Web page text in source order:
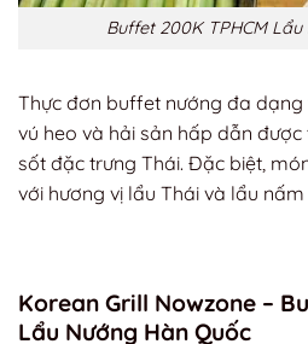
Buffet 200K TPHCM
Thực đơn buffet nướng đa dạng
vú heo và hải sản hấp dẫn
sốt đặc trưng Thái. Đặc biệt,
với hương vị lẩu Thái và lẩu
Korean Grill Nowzone –
Lẩu Nướng Hàn Quốc